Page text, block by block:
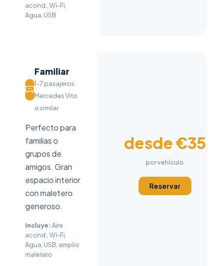
acond., Wi-Fi,
Agua, USB
Familiar
1–7 pasajeros ·
Mercedes Vito
o similar
Perfecto para
familias o
grupos de
amigos. Gran
espacio interior
con maletero
generoso.
Incluye:Aire
acond., Wi-Fi,
Agua, USB, amplio
maletero
desde €35
por vehículo
Reservar